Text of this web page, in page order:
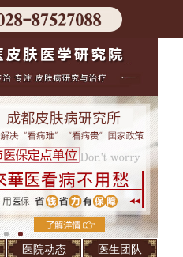
医院动态
医生团队